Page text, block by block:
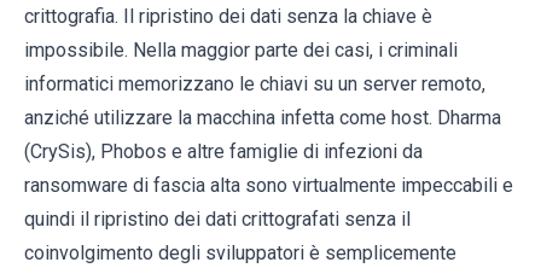
crittografia. Il ripristino dei dati senza la chiave è
impossibile. Nella maggior parte dei casi, i criminali
informatici memorizzano le chiavi su un server remoto,
anziché utilizzare la macchina infetta come host. Dharma
(CrySis), Phobos e altre famiglie di infezioni da
ransomware di fascia alta sono virtualmente impeccabili e
quindi il ripristino dei dati crittografati senza il
coinvolgimento degli sviluppatori è semplicemente